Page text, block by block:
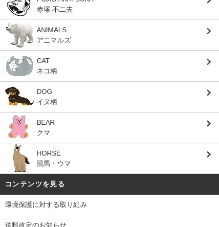
赤塚 不二夫
ANIMALS
アニマルズ
CAT
ネコ柄
DOG
イヌ柄
BEAR
クマ
HORSE
競馬・ウマ
コンテンツを見る
環境保護に対する取り組み
送料改定のお知らせ